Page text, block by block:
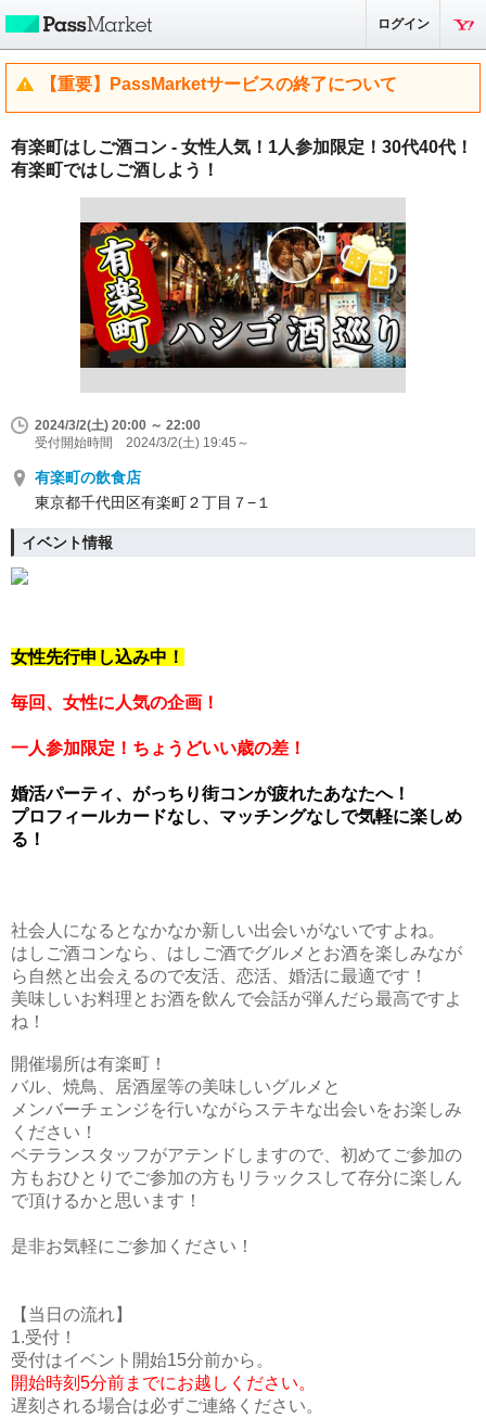
ログイン
【重要】PassMarketサービスの終了について
有楽町はしご酒コン - 女性人気！1人参加限定！30代40代！
有楽町ではしご酒しよう！
2024/3/2(土) 20:00 ～ 22:00
受付開始時間 2024/3/2(土) 19:45～
有楽町の飲食店
東京都千代田区有楽町２丁目７−１
イベント情報
女性先行申し込み中！
毎回、女性に人気の企画！
一人参加限定！ ちょうどいい歳の差！
婚活パーティ、がっちり街コンが疲れたあなたへ！
プロフィールカードなし、マッチングなしで気軽に楽しめ
る！
社会人になるとなかなか新しい出会いがないですよね。
はしご酒コンなら、はしご酒でグルメとお酒を楽しみなが
ら自然と出会えるので友活、恋活、婚活に最適です！
美味しいお料理とお酒を飲んで会話が弾んだら最高ですよ
ね！
開催場所は有楽町！
バル、焼鳥、居酒屋等の美味しいグルメと
メンバーチェンジを行いながらステキな出会いをお楽しみ
ください！
ベテランスタッフがアテンドしますので、初めてご参加の
方もおひとりでご参加の方もリラックスして存分に楽しん
で頂けるかと思います！
是非お気軽にご参加ください！
【当日の流れ】
1.受付！
受付はイベント開始15分前から。
開始時刻5分前までにお越しください。
遅刻される場合は必ずご連絡ください。